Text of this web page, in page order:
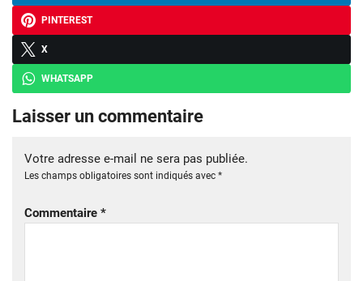
PINTEREST
X
WHATSAPP
Laisser un commentaire
Votre adresse e-mail ne sera pas publiée.
Les champs obligatoires sont indiqués avec *
Commentaire *